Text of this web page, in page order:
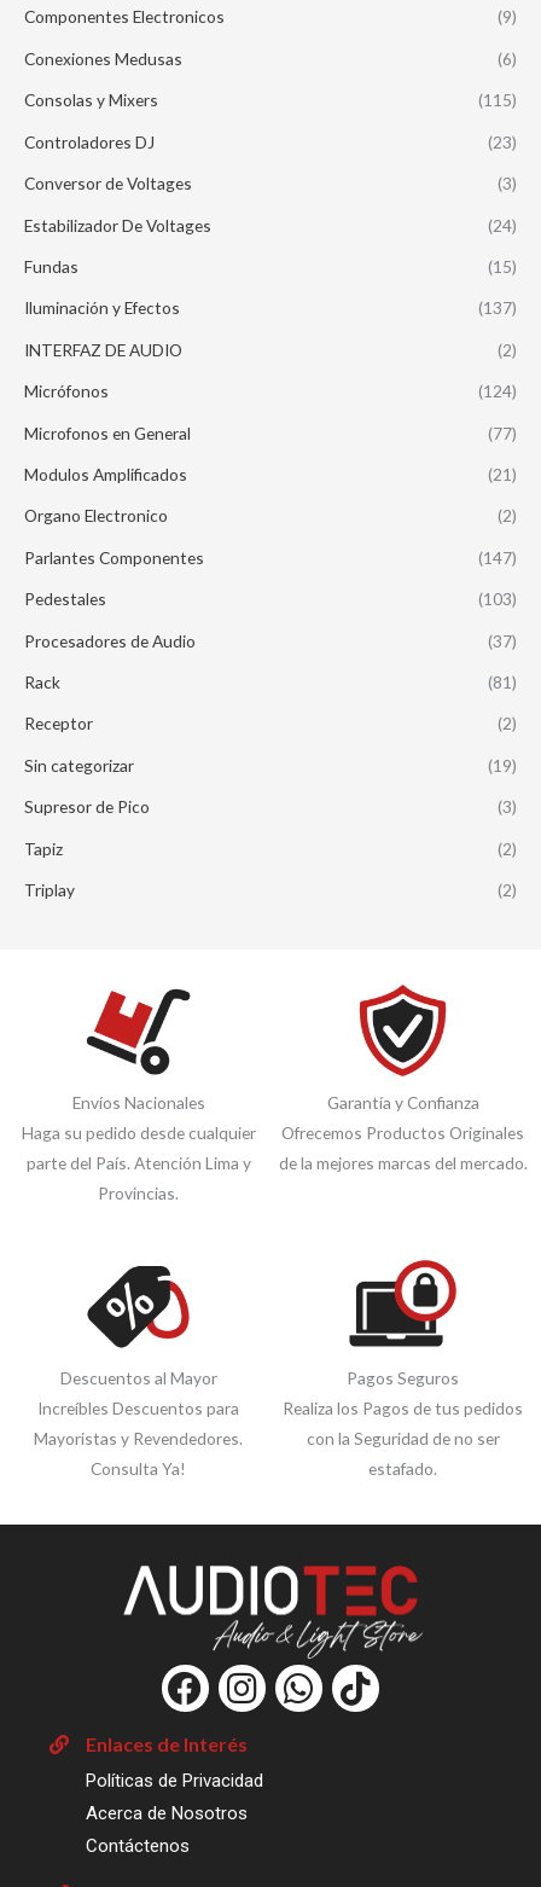
Componentes Electronicos (9)
Conexiones Medusas (6)
Consolas y Mixers (115)
Controladores DJ (23)
Conversor de Voltages (3)
Estabilizador De Voltages (24)
Fundas (15)
Iluminación y Efectos (137)
INTERFAZ DE AUDIO (2)
Micrófonos (124)
Microfonos en General (77)
Modulos Amplificados (21)
Organo Electronico (2)
Parlantes Componentes (147)
Pedestales (103)
Procesadores de Audio (37)
Rack (81)
Receptor (2)
Sin categorizar (19)
Supresor de Pico (3)
Tapiz (2)
Triplay (2)
Envíos Nacionales
Haga su pedido desde cualquier
parte del País. Atención Lima y
Provincias.
Garantía y Confianza
Ofrecemos Productos Originales
de la mejores marcas del mercado.
Descuentos al Mayor
Increíbles Descuentos para
Mayoristas y Revendedores.
Consulta Ya!
Pagos Seguros
Realiza los Pagos de tus pedidos
con la Seguridad de no ser
estafado.
Enlaces de Interés
Políticas de Privacidad
Acerca de Nosotros
Contáctenos
F
a
c
e
b
o
I
n
s
t
a
W
h
T
i